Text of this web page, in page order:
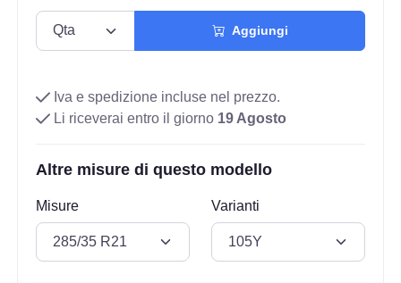
Aggiungi
Iva e spedizione incluse nel prezzo.
Li riceverai entro il giorno 19 Agosto
Altre misure di questo modello
Misure Varianti